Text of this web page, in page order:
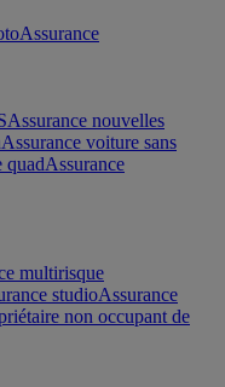
Assurance
Assurance nouvelles
Assurance voiture sans
quadAssurance
multirisque
studioAssurance
non occupant de